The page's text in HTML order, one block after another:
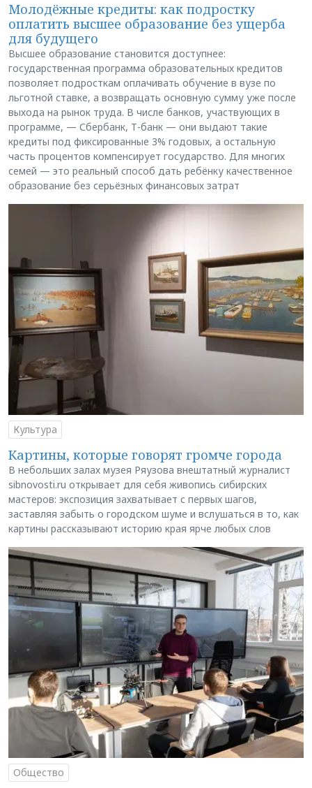
Молодёжные кредиты: как подростку
оплатить высшее образование без ущерба
для будущего
Высшее образование становится доступнее:
государственная программа образовательных кредитов
позволяет подросткам оплачивать обучение в вузе по
льготной ставке, а возвращать основную сумму уже после
выхода на рынок труда. В числе банков, участвующих в
программе, — Сбербанк, Т-банк — они выдают такие
кредиты под фиксированные 3% годовых, а остальную
часть процентов компенсирует государство. Для многих
семей — это реальный способ дать ребёнку качественное
образование без серьёзных финансовых затрат
Культура
Картины, которые говорят громче города
В небольших залах музея Ряузова внештатный журналист
sibnovosti.ru открывает для себя живопись сибирских
мастеров: экспозиция захватывает с первых шагов,
заставляя забыть о городском шуме и вслушаться в то, как
картины рассказывают историю края ярче любых слов
Общество